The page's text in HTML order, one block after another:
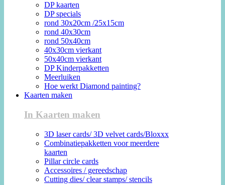
DP kaarten
DP specials
rond 30x20cm /25x15cm
rond 40x30cm
rond 50x40cm
40x30cm vierkant
50x40cm vierkant
DP Kinderpakketten
Meerluiken
Hoe werkt Diamond painting?
Kaarten maken
In Kaarten maken
3D laser cards/ 3D velvet cards/Bloxxx
Combinatiepakketten voor meerdere
kaarten
Pillar circle cards
Accessoires / gereedschap
Cutting dies/ clear stamps/ stencils